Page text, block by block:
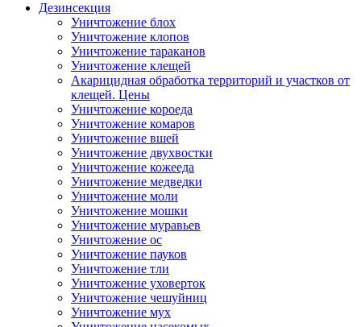
Дезинсекция
Уничтожение блох
Уничтожение клопов
Уничтожение тараканов
Уничтожение клещей
Акарицидная обработка территорий и участков от
клещей. Цены
Уничтожение короеда
Уничтожение комаров
Уничтожение вшей
Уничтожение двухвостки
Уничтожение кожееда
Уничтожение медведки
Уничтожение моли
Уничтожение мошки
Уничтожение муравьев
Уничтожение ос
Уничтожение пауков
Уничтожение тли
Уничтожение уховерток
Уничтожение чешуйниц
Уничтожение мух